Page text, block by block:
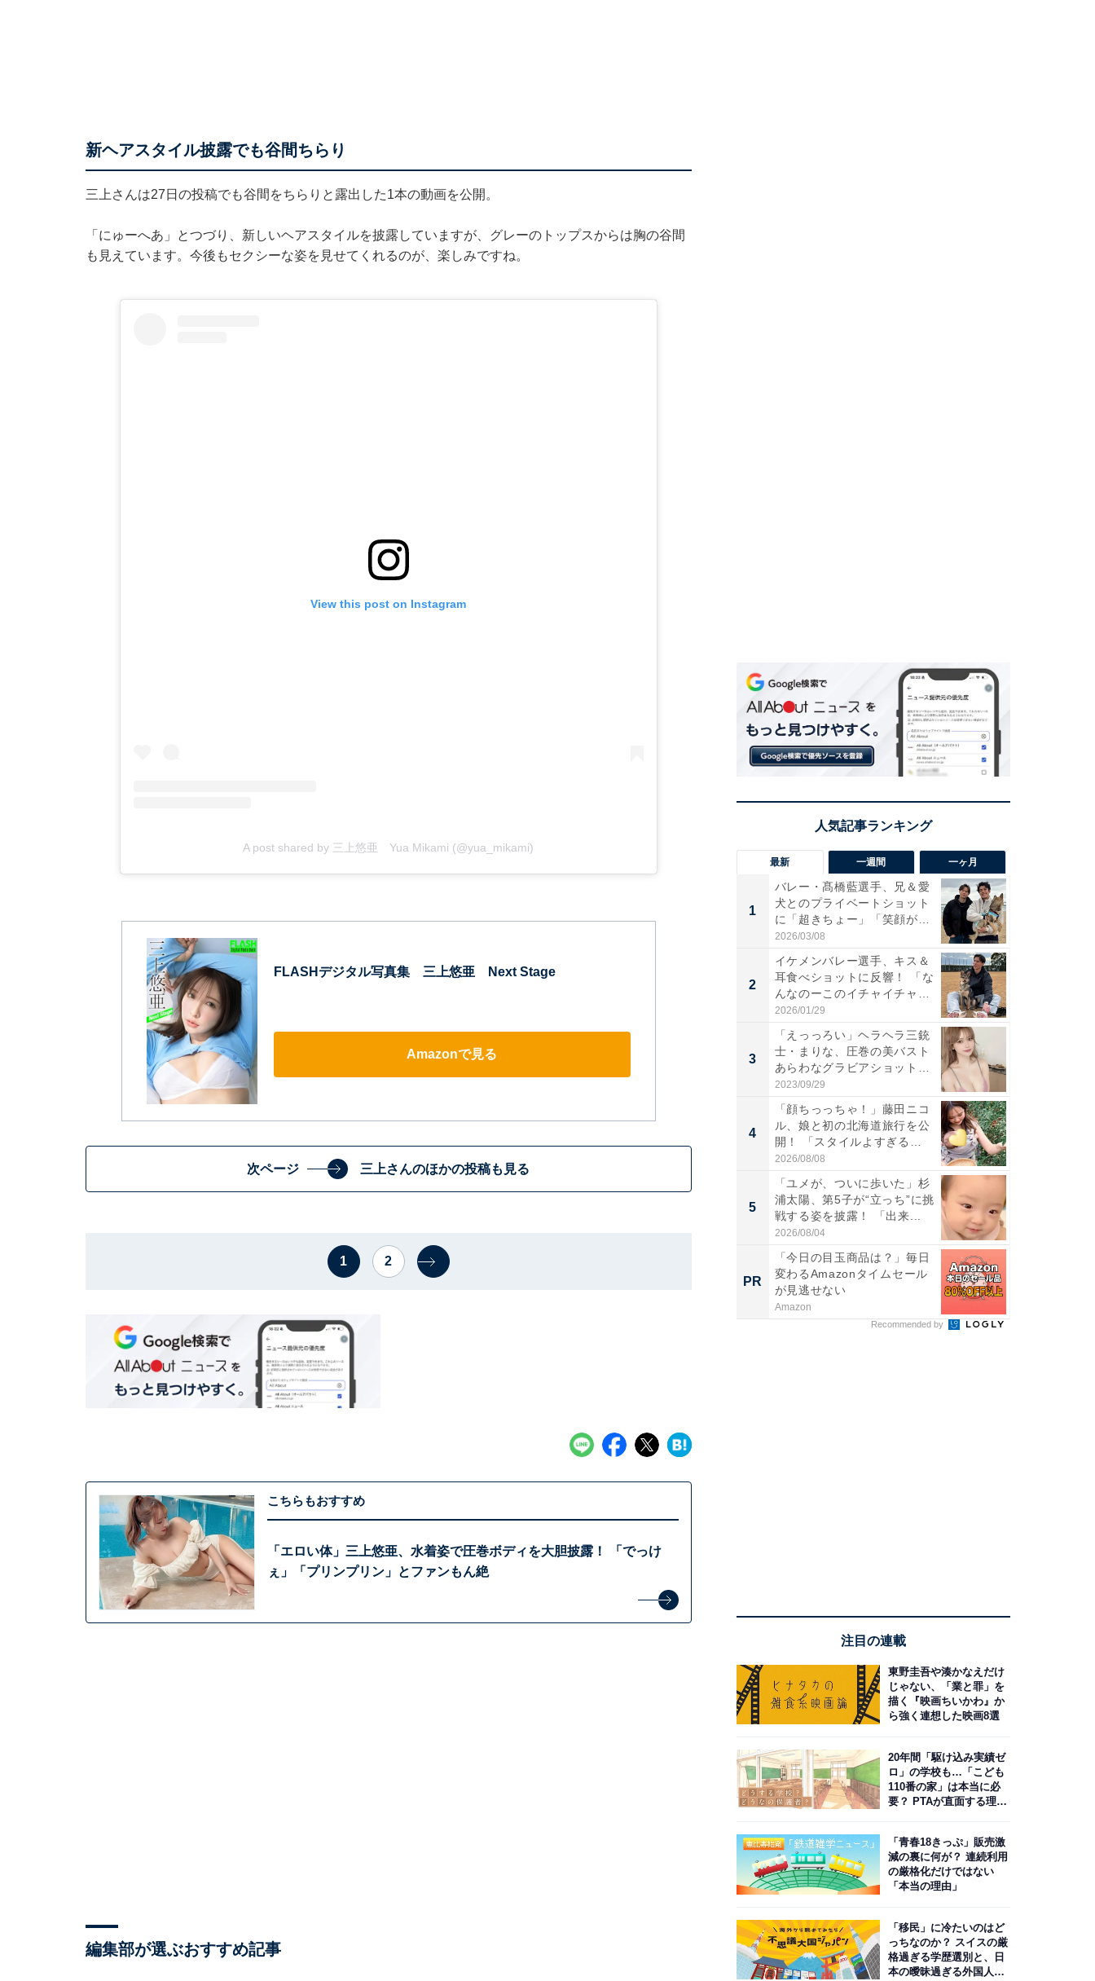
新ヘアスタイル披露でも谷間ちらり
三上さんは27日の投稿でも谷間をちらりと露出した1本の動画を公開。
「にゅーへあ」とつづり、新しいヘアスタイルを披露していますが、グレーのトップスからは胸の谷間
も見えています。今後もセクシーな姿を見せてくれるのが、楽しみですね。
View this post on Instagram
A post shared by 三上悠亜 Yua Mikami (@yua_mikami)
FLASHデジタル写真集 三上悠亜 Next Stage
Amazonで見る
次ページ 三上さんのほかの投稿も見る
1 2
こちらもおすすめ
「エロい体」三上悠亜、水着姿で圧巻ボディを大胆披露！ 「でっけ
ぇ」「プリンプリン」とファンもん絶
編集部が選ぶおすすめ記事
最新 一週間 一ヶ月
1
バレー・髙橋藍選手、兄＆愛
犬とのプライベートショット
に「超きちょー」「笑顔が見
れ...
2026/03/08
2
イケメンバレー選手、キス＆
耳食べショットに反響！ 「な
んなのーこのイチャイチャ
感...
2026/01/29
3
「えっっろい」ヘラヘラ三銃
士・まりな、圧巻の美バスト
あらわなグラビアショット公
開...
2023/09/29
4
「顔ちっっちゃ！」藤田ニコ
ル、娘と初の北海道旅行を公
開！ 「スタイルよすぎる
よ〜...
2026/08/08
5
「ユメが、ついに歩いた」杉
浦太陽、第5子が“立っち”に挑
戦する姿を披露！ 「出来...
2026/08/04
PR
「今日の目玉商品は？」毎日
変わるAmazonタイムセール
が見逃せない
Amazon
Recommended by
注目の連載
東野圭吾や湊かなえだけ
じゃない、「業と罪」を
描く『映画ちいかわ』か
ら強く連想した映画8選
20年間「駆け込み実績ゼ
ロ」の学校も…「こども
110番の家」は本当に必
要？ PTAが直面する理想
「青春18きっぷ」販売激
減の裏に何が？ 連続利用
の厳格化だけではない
「本当の理由」
「移民」に冷たいのはど
っちなのか？ スイスの厳
格過ぎる学歴選別と、日
本の曖昧過ぎる外国人政